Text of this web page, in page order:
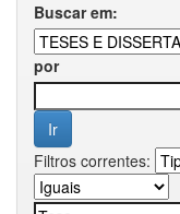
Buscar em:
por
Filtros correntes: